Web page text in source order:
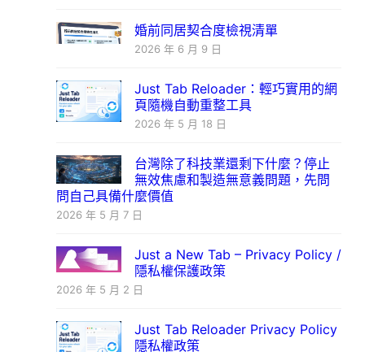
婚前同居契合度檢視清單
2026 年 6 月 9 日
Just Tab Reloader：輕巧實用的網
頁隨機自動重整工具
2026 年 5 月 18 日
台灣除了科技業還剩下什麼？停止
無效焦慮和製造無意義問題，先問
問自己具備什麼價值
2026 年 5 月 7 日
Just a New Tab – Privacy Policy /
隱私權保護政策
2026 年 5 月 2 日
Just Tab Reloader Privacy Policy
隱私權政策